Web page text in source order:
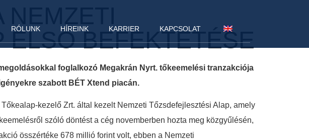
RÓLUNK HÍREINK KARRIER KAPCSOLAT
ELSŐ BEFEKTETÉSE
foglalkozó Megakrán Nyrt. tőkeemelési tranzakciója
szabott BÉT Xtend piacán.
kezelő Zrt. által kezelt Nemzeti Tőzsdefejlesztési Alap, amely
szóló döntést a cég novemberben hozta meg közgyűlésén,
összértéke 678 millió forint volt, ebben a Nemzeti